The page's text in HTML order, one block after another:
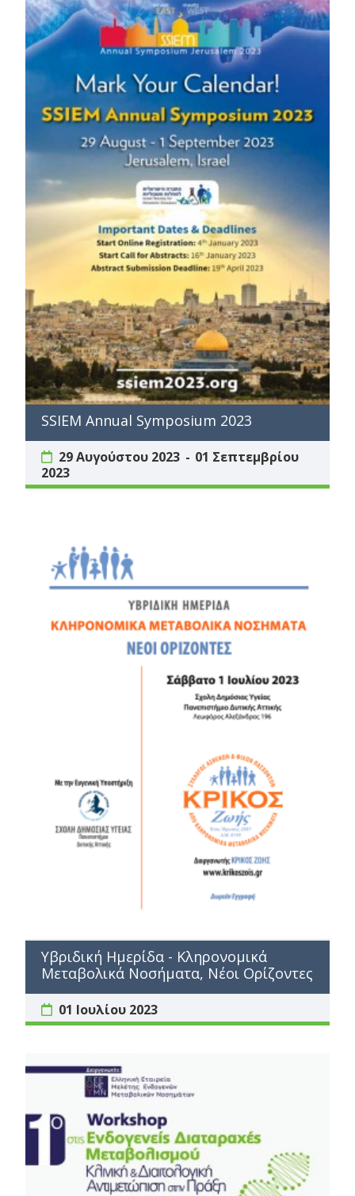
SSIEM Annual Symposium 2023
29 Αυγούστου 2023
01 Σεπτεμβρίου
2023
Υβριδική Ημερίδα - Κληρονομικά
Μεταβολικά Νοσήματα, Νέοι Ορίζοντες
01 Ιουλίου 2023